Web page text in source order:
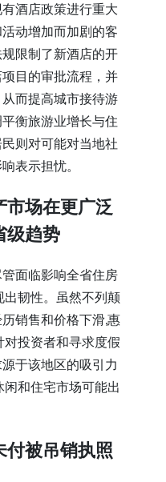
酒店政策进行重大
动增加而加剧的客
限制了新酒店的开
目的审批流程，并
而提高城市接待游
衡旅游业增长与住
则对可能对当地社
表示担忧。
市场在更广泛
级趋势
面临影响全省住房
出韧性。虽然不列颠
销售和价格下滑,惠
投资者和寻求度假
于该地区的吸引力
和住宅市场可能出
付被吊销执照